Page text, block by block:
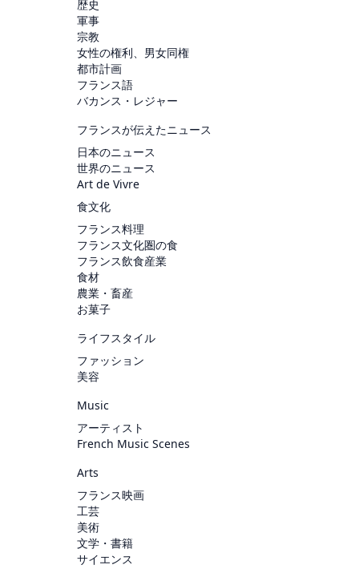
歴史
軍事
宗教
女性の権利、男女同権
都市計画
フランス語
バカンス・レジャー
フランスが伝えたニュース
日本のニュース
世界のニュース
Art de Vivre
食文化
フランス料理
フランス文化圏の食
フランス飲食産業
食材
農業・畜産
お菓子
ライフスタイル
ファッション
美容
Music
アーティスト
French Music Scenes
Arts
フランス映画
工芸
美術
文学・書籍
サイエンス